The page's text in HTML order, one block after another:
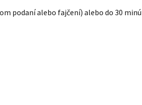
podaní alebo fajčení) alebo do 30